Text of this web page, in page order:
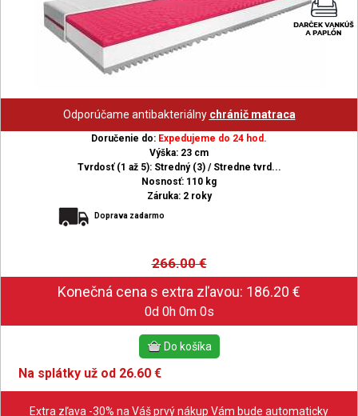
Odporúčame antibakteriálny chránič matraca
Doručenie do: Expedujeme do 24 hod.
Výška: 23 cm
Tvrdosť (1 až 5): Stredný (3) / Stredne tvrd...
Nosnosť: 110 kg
Záruka: 2 roky
Doprava zadarmo
266.00€
0d 0h 0m 0s
Na splátky už od 26.60 €
Extra zľava -30% na Váš prvý nákup Vám bude automaticky